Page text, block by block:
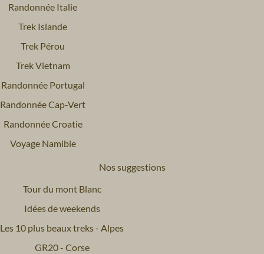
Randonnée Italie
Trek Islande
Trek Pérou
Trek Vietnam
Randonnée Portugal
Randonnée Cap-Vert
Randonnée Croatie
Voyage Namibie
Nos suggestions
Tour du mont Blanc
Idées de weekends
Les 10 plus beaux treks - Alpes
GR20 - Corse